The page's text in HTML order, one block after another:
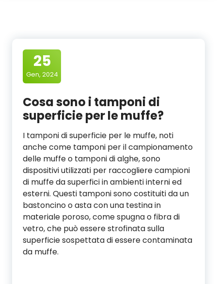
25
Gen, 2024
Cosa sono i tamponi di
superficie per le muffe?
I tamponi di superficie per le muffe, noti
anche come tamponi per il campionamento
delle muffe o tamponi di alghe, sono
dispositivi utilizzati per raccogliere campioni
di muffe da superfici in ambienti interni ed
esterni. Questi tamponi sono costituiti da un
bastoncino o asta con una testina in
materiale poroso, come spugna o fibra di
vetro, che può essere strofinata sulla
superficie sospettata di essere contaminata
da muffe.